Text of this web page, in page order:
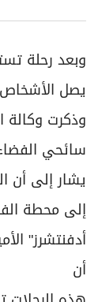
وبعد رحلة
يصل الأشخاص
وذكرت
سائحي الفضاء
يشار إلى أن
إلى محطة
أدفنتشرز"
أن